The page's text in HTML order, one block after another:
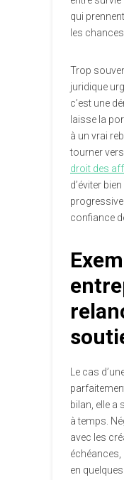
qui
les
Trop
juridique
c’est une
laisse la
à un vrai
tourner
droit des
d’éviter
confiance
Le cas
bilan, elle a
à temps.
avec les
en